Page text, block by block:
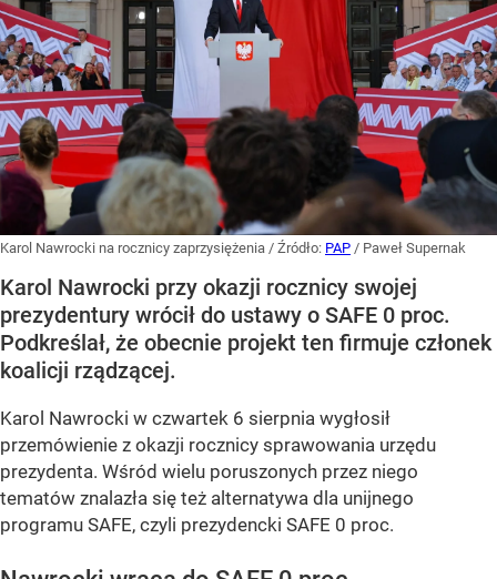
Karol Nawrocki na rocznicy zaprzysiężenia / Źródło: PAP / Paweł Supernak
Karol Nawrocki przy okazji rocznicy swojej
prezydentury wrócił do ustawy o SAFE 0 proc.
Podkreślał, że obecnie projekt ten firmuje członek
koalicji rządzącej.
Karol Nawrocki w czwartek 6 sierpnia wygłosił
przemówienie z okazji rocznicy sprawowania urzędu
prezydenta. Wśród wielu poruszonych przez niego
tematów znalazła się też alternatywa dla unijnego
programu SAFE, czyli prezydencki SAFE 0 proc.